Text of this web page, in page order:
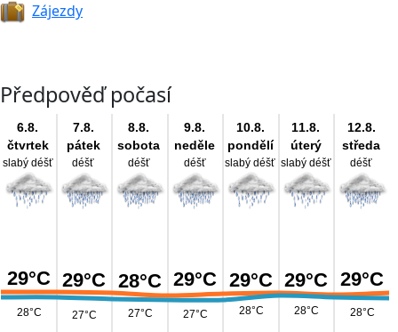
Zájezdy
Předpověď počasí
29°C
28°C
6.8.
čtvrtek
slabý déšť
29°C
27°C
7.8.
pátek
déšť
28°C
27°C
8.8.
sobota
déšť
29°C
27°C
9.8.
neděle
déšť
29°C
28°C
10.8.
pondělí
slabý déšť
29°C
28°C
11.8.
úterý
slabý déšť
29°C
28°C
12.8.
středa
déšť